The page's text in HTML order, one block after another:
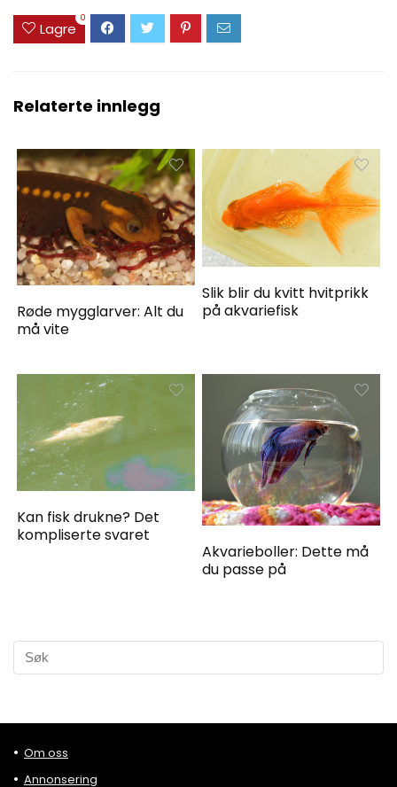
Lagre
0
Relaterte innlegg
Røde mygglarver: Alt du
må vite
Slik blir du kvitt hvitprikk
på akvariefisk
Kan fisk drukne? Det
kompliserte svaret
Akvarieboller: Dette må
du passe på
Om oss
Annonsering